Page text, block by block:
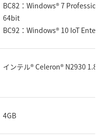
BC82：Windows® 7
64bit
BC92：Windows® 10 IoT
インテル® Celeron® N2930
4GB